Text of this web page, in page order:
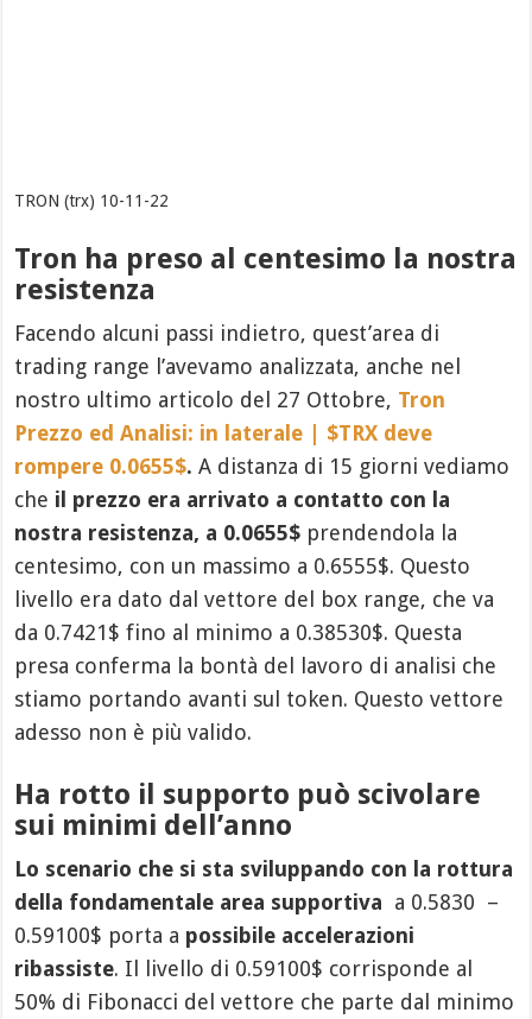
TRON (trx) 10-11-22
Tron ha preso al centesimo la nostra
resistenza
Facendo alcuni passi indietro, quest’area di
trading range l’avevamo analizzata, anche nel
nostro ultimo articolo del 27 Ottobre, Tron
Prezzo ed Analisi: in laterale | $TRX deve
rompere 0.0655$.A distanza di 15 giorni vediamo
che il prezzo era arrivato a contatto con la
nostra resistenza, a 0.0655$ prendendola la
centesimo, con un massimo a 0.6555$. Questo
livello era dato dal vettore del box range, che va
da 0.7421$ fino al minimo a 0.38530$. Questa
presa conferma la bontà del lavoro di analisi che
stiamo portando avanti sul token. Questo vettore
adesso non è più valido.
Ha rotto il supporto può scivolare
sui minimi dell’anno
Lo scenario che si sta sviluppando con la rottura
della fondamentale area supportiva a 0.5830 –
0.59100$ porta a possibile accelerazioni
ribassiste. Il livello di 0.59100$ corrisponde al
50% di Fibonacci del vettore che parte dal minimo